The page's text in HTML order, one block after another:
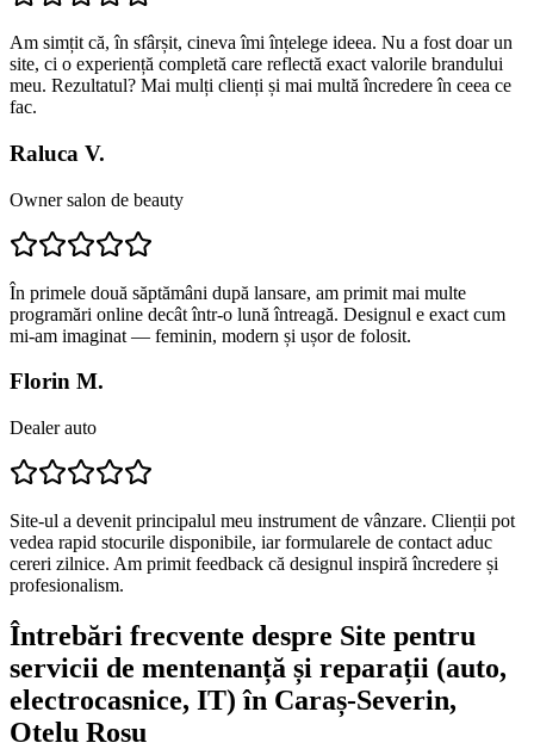
Am simțit că, în sfârșit, cineva îmi înțelege ideea. Nu a fost doar un
site, ci o experiență completă care reflectă exact valorile brandului
meu. Rezultatul? Mai mulți clienți și mai multă încredere în ceea ce
fac.
Raluca V.
Owner salon de beauty
În primele două săptămâni după lansare, am primit mai multe
programări online decât într-o lună întreagă. Designul e exact cum
mi-am imaginat — feminin, modern și ușor de folosit.
Florin M.
Dealer auto
Site-ul a devenit principalul meu instrument de vânzare. Clienții pot
vedea rapid stocurile disponibile, iar formularele de contact aduc
cereri zilnice. Am primit feedback că designul inspiră încredere și
profesionalism.
Întrebări frecvente despre Site pentru
servicii de mentenanță și reparații (auto,
electrocasnice, IT) în Caraș-Severin,
Otelu Rosu